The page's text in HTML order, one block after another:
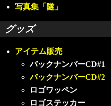
写真集「隧」
グッズ
アイテム販売
バックナンバーCD#1
バックナンバーCD#2
ロゴワッペン
ロゴステッカー